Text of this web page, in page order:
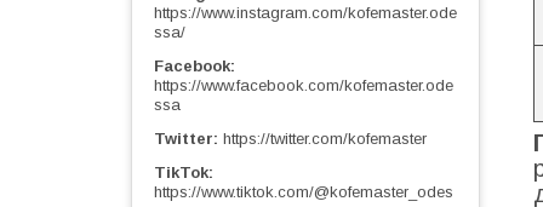
https://www.instagram.com/kofemaster.ode
ssa/
Facebook
https://www.facebook.com/kofemaster.ode
ssa
Twitter https://twitter.com/kofemaster
TikTok
https://www.tiktok.com/@kofemaster_odes